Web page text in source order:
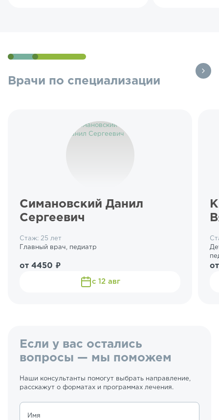
Врачи по специализации
Симановский Данил
Сергеевич
Стаж: 25 лет
Главный врач, педиатр
от 4450 ₽
с 12 авг
Если у вас остались
вопросы — мы поможем
Наши консультанты помогут выбрать направление,
расскажут о форматах и программах лечения.
Имя